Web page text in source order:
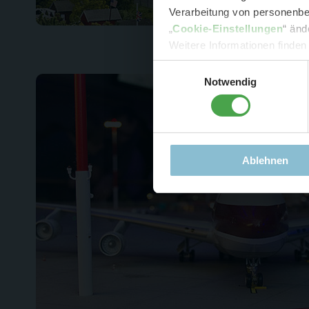
Verarbeitung von
„Cookie-Einstellungen“
Weitere Informationen
Notwendig
Ablehnen
-
-